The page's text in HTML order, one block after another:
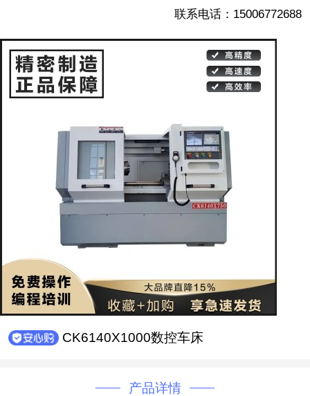
联系电话：15006772688
CK6140X1000数控车床
产品详情